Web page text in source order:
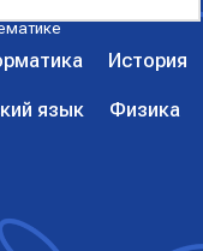
История
язык Физика